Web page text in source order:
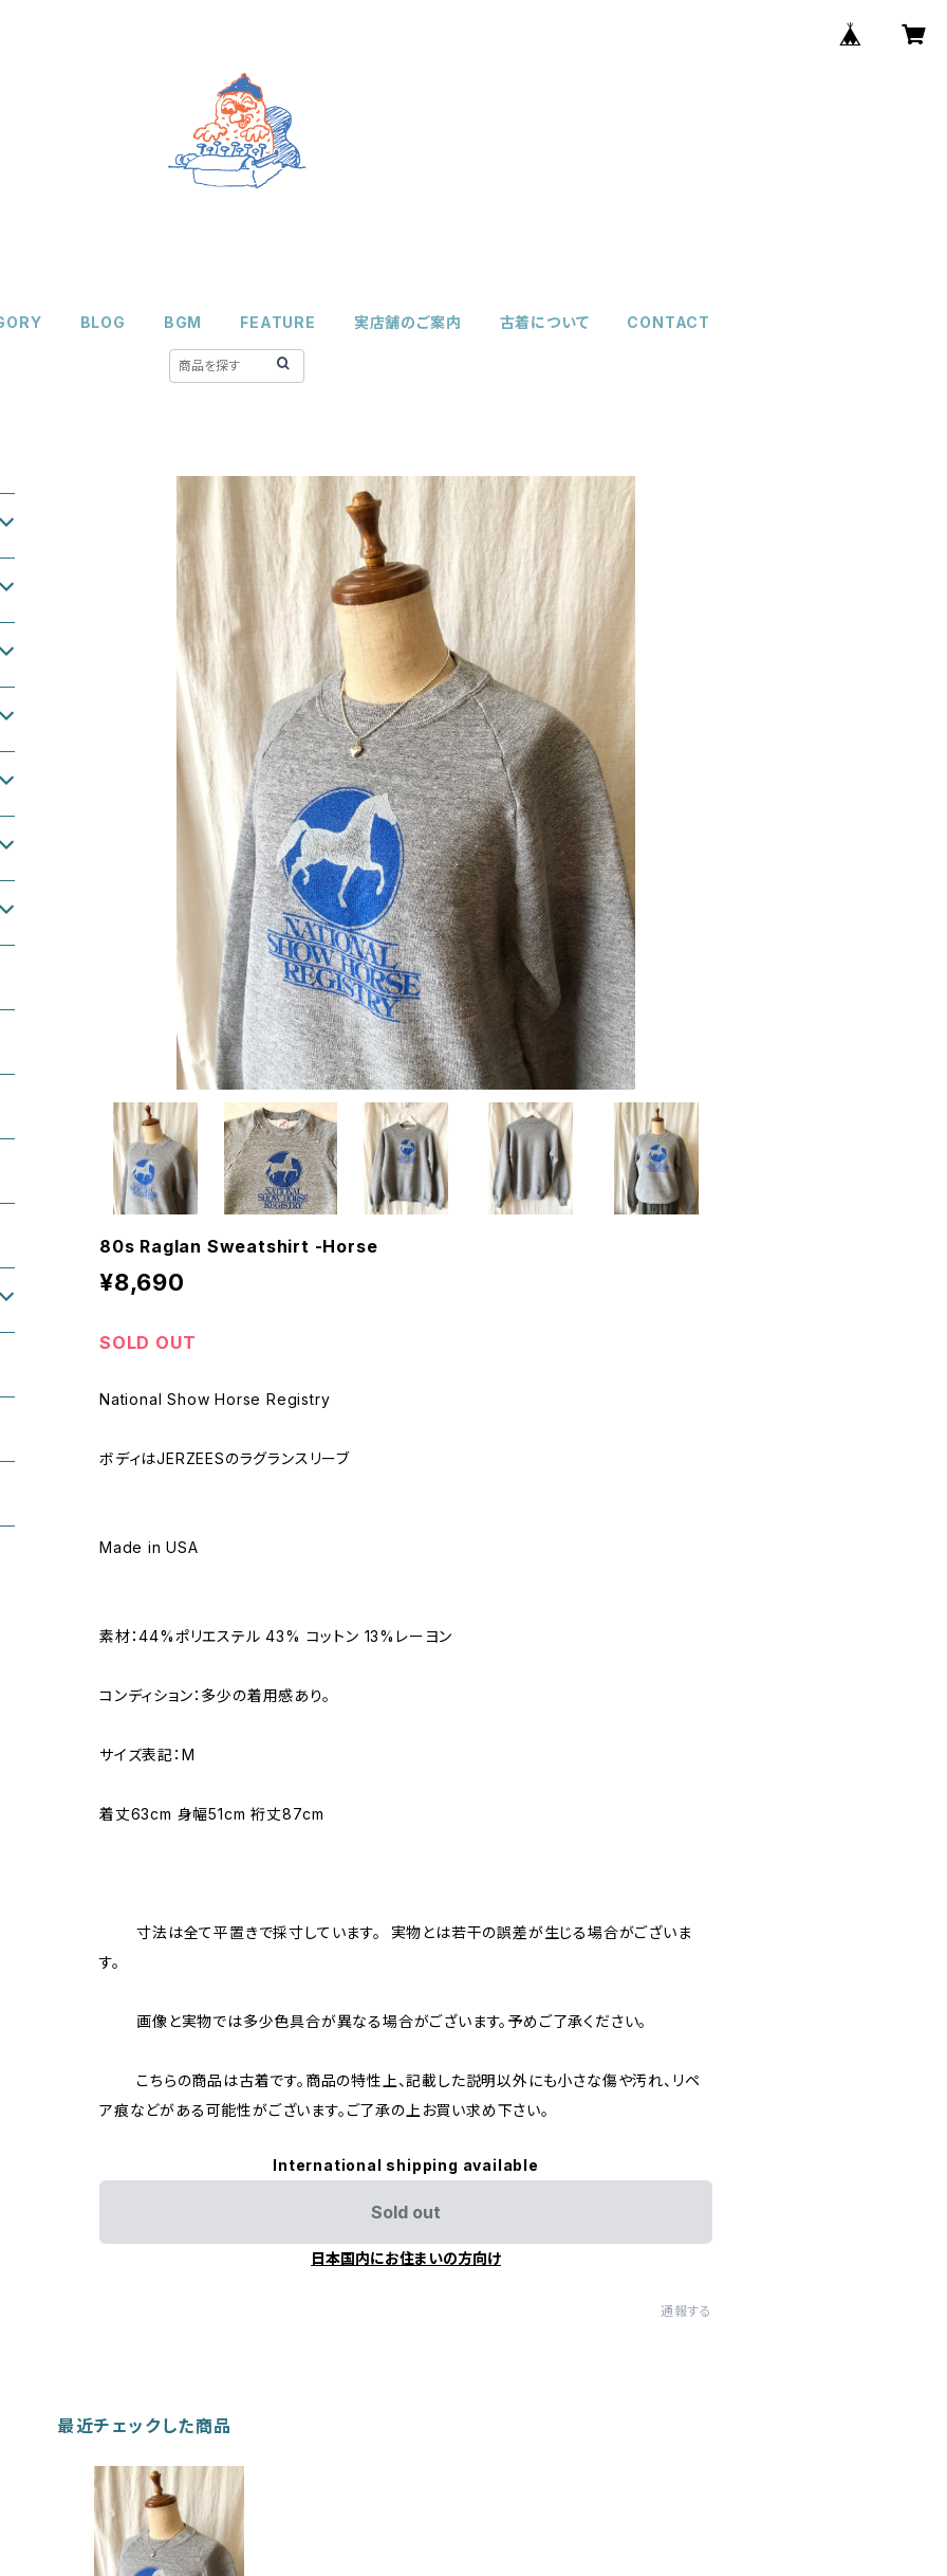
BLOG BGM FEATURE 実店舗のご案内 古着について CONTACT
80s Raglan Sweatshirt -Horse
¥8,690
SOLD OUT
National Show Horse Registry
ボディはJERZEESのラグランスリーブ
Made in USA
素材：44%ポリエステル 43% コットン 13%レーヨン
コンディション：多少の着用感あり。
サイズ表記：M
着丈63cm 身幅51cm 裄丈87cm
寸法は全て平置きで採寸しています。 実物とは若干の誤差が生じる場合がございま
す。
画像と実物では多少色具合が異なる場合がございます。予めご了承ください。
こちらの商品は古着です。商品の特性上、記載した説明以外にも小さな傷や汚れ、リペ
ア痕などがある可能性がございます。ご了承の上お買い求め下さい。
International shipping available
Sold out
日本国内にお住まいの方向け
通報する
最近チェックした商品